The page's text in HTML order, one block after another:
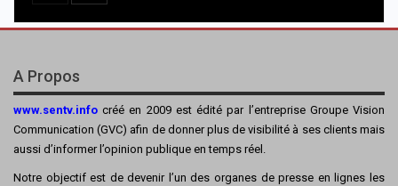
A Propos
www.sentv.info créé en 2009 est édité par l’entreprise Groupe Vision
Communication (GVC) afin de donner plus de visibilité à ses clients mais
aussi d’informer l’opinion publique en temps réel.
Notre objectif est de devenir l’un des organes de presse en lignes les